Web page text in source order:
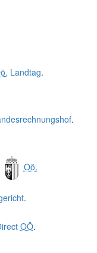
Landtag.
.
Oö.
.
OÖ.